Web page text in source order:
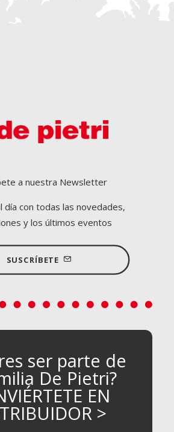
a nuestra Newsletter
día con todas las novedades,
y los últimos eventos
SUSCRÍBETE
ser parte de
De Pietri?
EN
>